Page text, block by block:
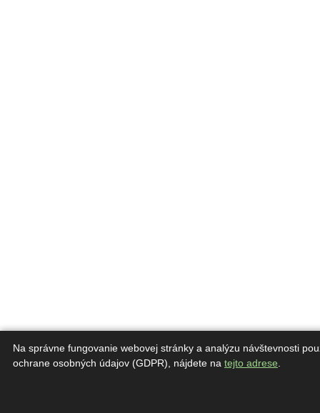
Na správne fungovanie webovej stránky a analýzu návštevnosti
ochrane osobných údajov (GDPR), nájdete na tejto adrese